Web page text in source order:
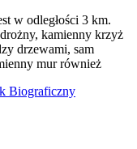
w odległości 3 km.
kamienny krzyż
drzewami, sam
mur również
Biograficzny